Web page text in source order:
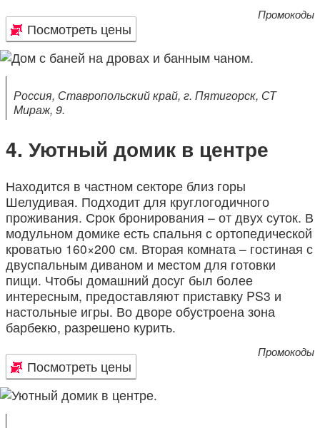
Посмотреть цены
Промокоды
Россия, Ставропольский край, г. Пятигорск, СТ
Мираж, 9.
Уютный домик в центре
Находится в частном секторе близ горы
Шелудивая. Подходит для круглогодичного
проживания. Срок бронирования – от двух суток. В
модульном домике есть спальня с ортопедической
кроватью 160×200 см. Вторая комната – гостиная с
двуспальным диваном и местом для готовки
пищи. Чтобы домашний досуг был более
интересным, предоставляют приставку PS3 и
настольные игры. Во дворе обустроена зона
барбекю, разрешено курить.
Посмотреть цены
Промокоды